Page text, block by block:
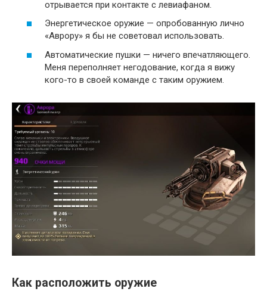
отрывается при контакте с левиафаном.
Энергетическое оружие — опробованную лично
«Аврору» я бы не советовал использовать.
Автоматические пушки — ничего впечатляющего.
Меня переполняет негодование, когда я вижу
кого-то в своей команде с таким оружием.
Как расположить оружие